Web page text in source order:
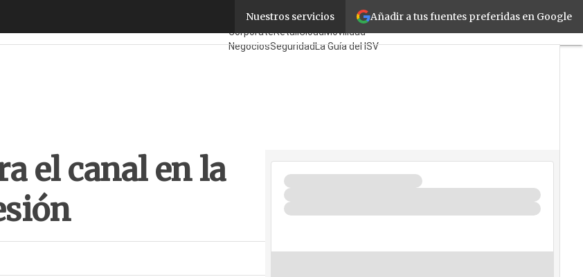
Añadir a tus fuentes preferidas en Google
Nuestros servicios
FabricantesMayoristasTicPymes
CorporateRetailCloudMovilidad
NegociosSeguridadLa Guía del ISV
el canal en la